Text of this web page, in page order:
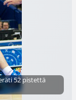
52 pistettä